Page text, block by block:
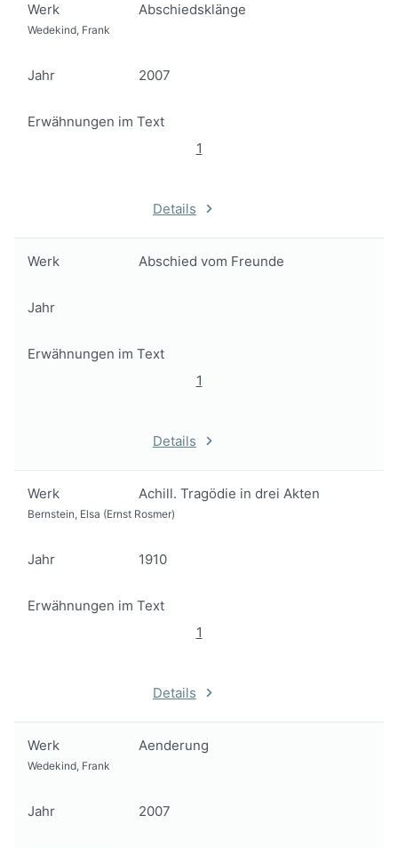
Werk Abschiedsklänge
Wedekind, Frank
Jahr 2007
Erwähnungen im Text
1
Details
Werk Abschied vom Freunde
Jahr
Erwähnungen im Text
1
Details
Werk Achill. Tragödie in drei Akten
Bernstein, Elsa (Ernst Rosmer)
Jahr 1910
Erwähnungen im Text
1
Details
Werk Aenderung
Wedekind, Frank
Jahr 2007